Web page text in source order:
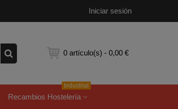
Iniciar sesión
0 artículo(s) - 0,00 €
Recambios Hostelería
Industrial